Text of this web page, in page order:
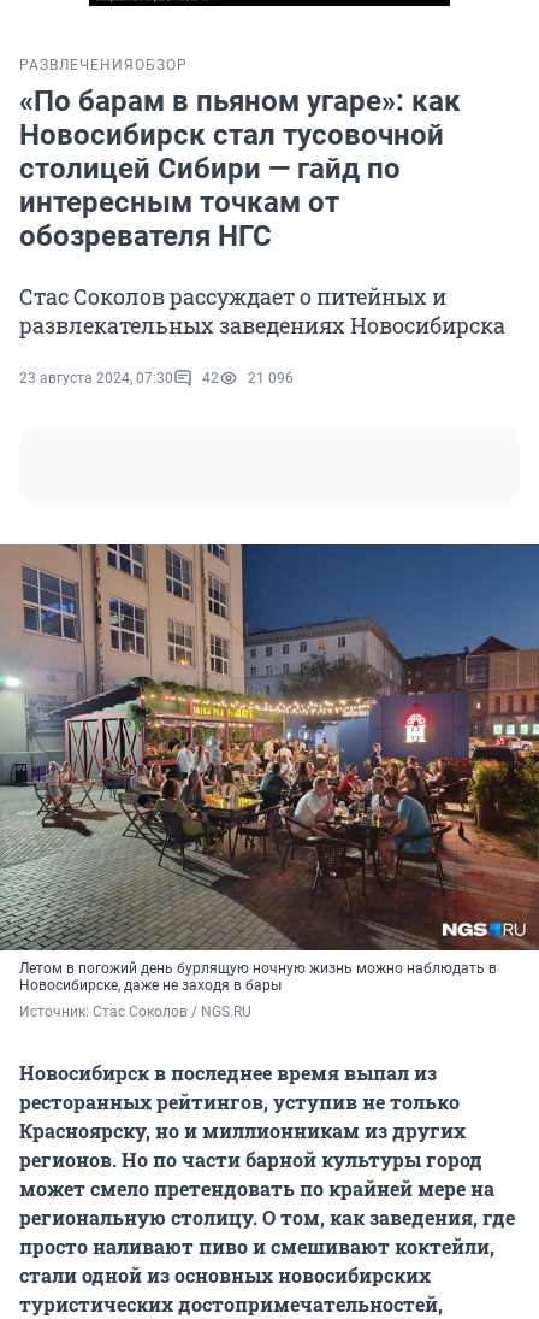
РАЗВЛЕЧЕНИЯ ОБЗОР
«По барам в пьяном угаре»: как
Новосибирск стал тусовочной
столицей Сибири — гайд по
интересным точкам от
обозревателя НГС
Стас Соколов рассуждает о питейных и
развлекательных заведениях Новосибирска
23 августа 2024, 07:30 42 21 096
Летом в погожий день бурлящую ночную жизнь можно наблюдать в
Новосибирске, даже не заходя в бары
Источник: Стас Соколов / NGS.RU
Новосибирск в последнее время выпал из
ресторанных рейтингов, уступив не только
Красноярску, но и миллионникам из других
регионов. Но по части барной культуры город
может смело претендовать по крайней мере на
региональную столицу. О том, как заведения, где
просто наливают пиво и смешивают коктейли,
стали одной из основных новосибирских
туристических достопримечательностей,